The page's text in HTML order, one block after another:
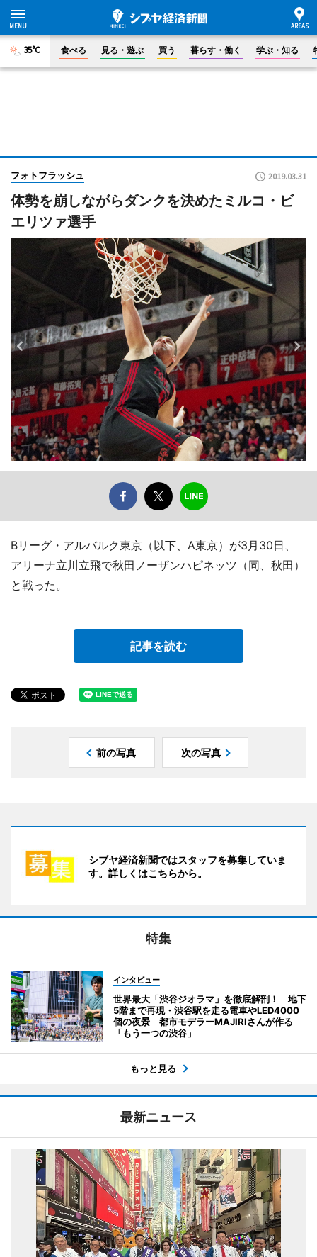
35°C 食べる 見る・遊ぶ 買う 暮らす・働く 学ぶ・知る
フォトフラッシュ 2019.03.31
体勢を崩しながらダンクを決めたミルコ・ビ
エリツァ選手
Bリーグ・アルバルク東京（以下、A東京）が3月30日、
アリーナ立川立飛で秋田ノーザンハピネッツ（同、秋田）
と戦った。
記事を読む
前の写真 次の写真
シブヤ経済新聞ではスタッフを募集していま
す。詳しくはこちらから。
特集
インタビュー
世界最大「渋谷ジオラマ」を徹底解剖！ 地下
5階まで再現・渋谷駅を走る電車やLED4000
個の夜景 都市モデラーMAJIRIさんが作る
「もう一つの渋谷」
もっと見る
最新ニュース